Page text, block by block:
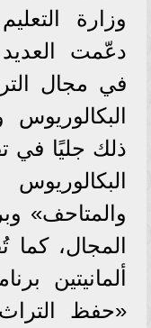
وزارة
دعّمت
في مجال
البكالوريوس
ذلك جليًا في
والمتاحف»
المجال، كما
ألمانيتين
«حفظ التراث